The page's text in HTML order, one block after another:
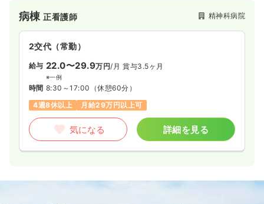
病棟正看護師 精神科病院
2交代（常勤）
給与 22.0〜29.9万円/月 賞与3.5ヶ月
※一例
時間 8:30～17:00 （休憩60分）
4週8休以上
月給29万円以上可
気になる 詳細を見る